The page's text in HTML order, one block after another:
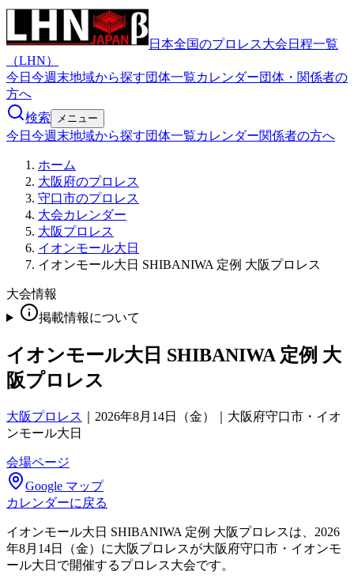
日本全国のプロレス大会日程一覧
（LHN）
今日 今週末地域から探す団体一覧カレンダー団体・関係者の
方へ
検索
メニュー
今日 今週末地域から探す団体一覧カレンダー関係者の方へ
ホーム
大阪府のプロレス
守口市のプロレス
大会カレンダー
大阪プロレス
イオンモール大日
イオンモール大日 SHIBANIWA 定例 大阪プロレス
大会情報
掲載情報について
イオンモール大日 SHIBANIWA 定例 大
阪プロレス
大阪プロレス
2026年8月14日（金）｜大阪府守口市・イオ
ンモール大日
会場ページ
Google マップ
カレンダーに戻る
イオンモール大日 SHIBANIWA 定例 大阪プロレスは、2026
年8月14日（金）に大阪プロレスが大阪府守口市・イオンモ
ール大日で開催するプロレス大会です。